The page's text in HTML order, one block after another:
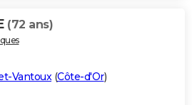
(72 ans)
Vantoux(Côte-d'Or)